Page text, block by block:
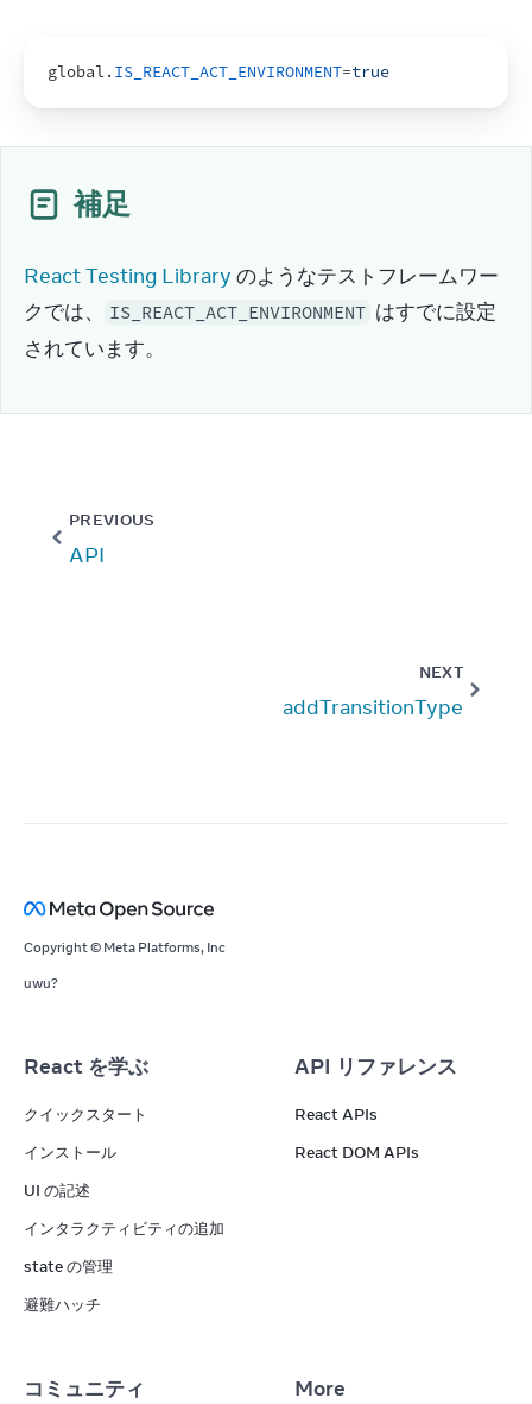
global. IS_REACT_ACT_ENVIRONMENT=true
補足
React Testing Library のようなテストフレームワー
クでは、
IS_REACT_ACT_ENVIRONMENT はすでに設定
されています。
PREVIOUS
API
NEXT
addTransitionType
Copyright © Meta Platforms, Inc
uwu?
React を学ぶ
クイックスタート
インストール
UI の記述
インタラクティビティの追加
state の管理
避難ハッチ
API リファレンス
React APIs
React DOM APIs
コミュニティ More